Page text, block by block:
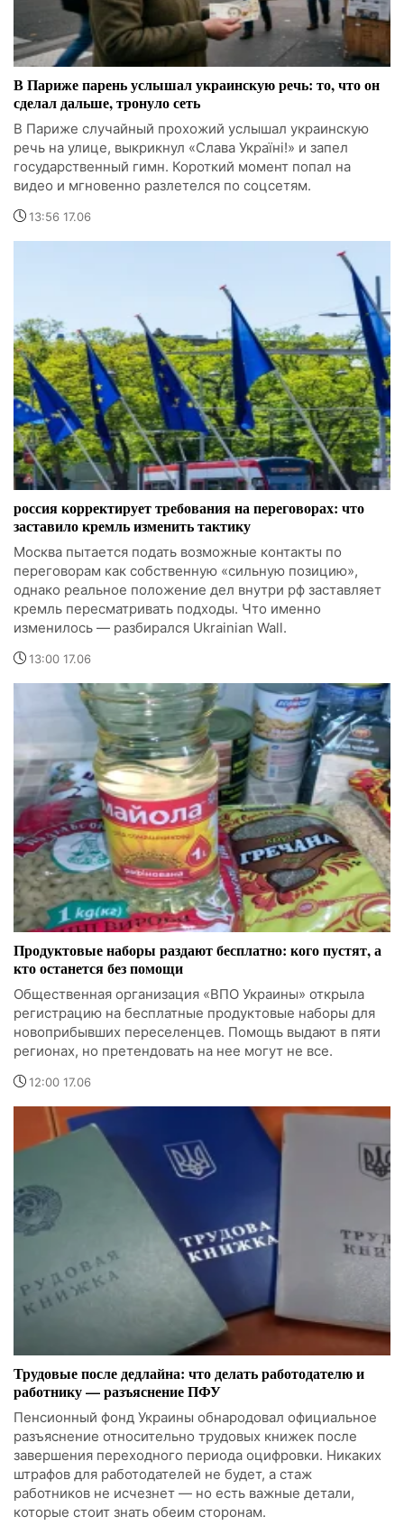
В Париже парень услышал украинскую речь: то, что он
сделал дальше, тронуло сеть
В Париже случайный прохожий услышал украинскую
речь на улице, выкрикнул «Слава Україні!» и запел
государственный гимн. Короткий момент попал на
видео и мгновенно разлетелся по соцсетям.
13:56 17.06
россия корректирует требования на переговорах: что
заставило кремль изменить тактику
Москва пытается подать возможные контакты по
переговорам как собственную «сильную позицию»,
однако реальное положение дел внутри рф заставляет
кремль пересматривать подходы. Что именно
изменилось — разбирался Ukrainian Wall.
13:00 17.06
Продуктовые наборы раздают бесплатно: кого пустят, а
кто останется без помощи
Общественная организация «ВПО Украины» открыла
регистрацию на бесплатные продуктовые наборы для
новоприбывших переселенцев. Помощь выдают в пяти
регионах, но претендовать на нее могут не все.
12:00 17.06
Трудовые после дедлайна: что делать работодателю и
работнику — разъяснение ПФУ
Пенсионный фонд Украины обнародовал официальное
разъяснение относительно трудовых книжек после
завершения переходного периода оцифровки. Никаких
штрафов для работодателей не будет, а стаж
работников не исчезнет — но есть важные детали,
которые стоит знать обеим сторонам.